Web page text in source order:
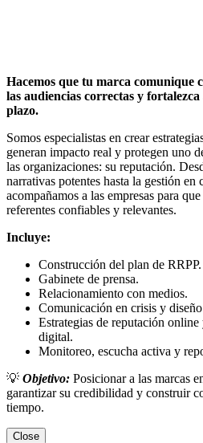
Hacemos que tu marca comunique
las audiencias correctas y
plazo.
Somos especialistas en crear
generan impacto real y protegen uno
las organizaciones: su reputación.
narrativas potentes hasta la gestión en
acompañamos a las empresas para
referentes confiables y relevantes.
Incluye:
Construcción del plan de RRPP.
Gabinete de prensa.
Relacionamiento con medios.
Comunicación en crisis y
Estrategias de reputación
digital.
Monitoreo, escucha activa y
💡 Objetivo: Posicionar a las marcas
garantizar su credibilidad y construir
tiempo.
Close